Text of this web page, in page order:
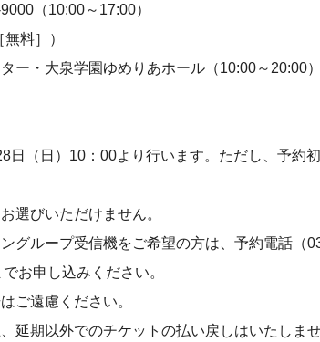
（10:00～17:00）
料］）
ー・大泉学園ゆめりあホール（10:00～20:00）
日（日）10：00より行います。ただし、予約
選びいただけません。
グループ受信機をご希望の方は、予約電話（
お申し込みください。
ご遠慮ください。
延期以外でのチケットの払い戻しはいたしま